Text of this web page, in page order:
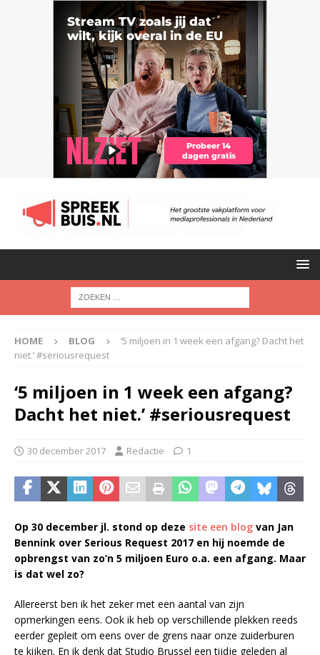
HOME BLOG
‘5 miljoen in 1 week een afgang? Dacht het
niet.’ #seriousrequest
‘5 miljoen in 1 week een afgang?
Dacht het niet.’ #seriousrequest
30 december 2017 Redactie 1
Op 30 december jl. stond op deze site een blog van Jan
Bennink over Serious Request 2017 en hij noemde de
opbrengst van zo’n 5 miljoen Euro o.a. een afgang. Maar
is dat wel zo?
Allereerst ben ik het zeker met een aantal van zijn
opmerkingen eens. Ook ik heb op verschillende plekken reeds
eerder gepleit om eens over de grens naar onze zuiderburen
te kijken. En ik denk dat Studio Brussel een tijdje geleden al